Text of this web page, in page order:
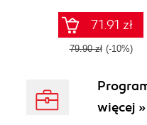
71.91 zł
79.90 zł (-10%)
więcej »